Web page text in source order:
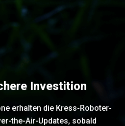
Investition
erhalten die Kress-Roboter-
the-Air-Updates, sobald